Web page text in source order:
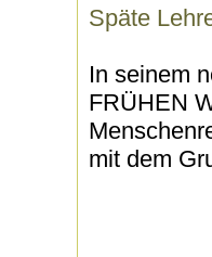
Späte
In seinem
FRÜHEN
mit dem